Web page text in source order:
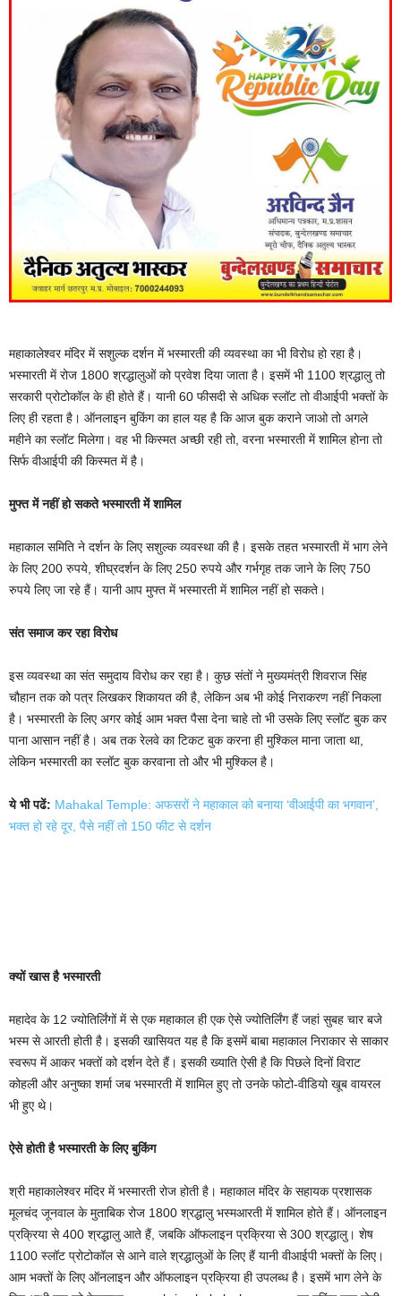
महाकालेश्वर मंदिर में सशुल्क दर्शन में भस्मारती की व्यवस्था का भी विरोध हो रहा है।
भस्मारती में रोज 1800 श्रद्धालुओं को प्रवेश दिया जाता है। इसमें भी 1100 श्रद्धालु तो
सरकारी प्रोटोकॉल के ही होते हैं। यानी 60 फीसदी से अधिक स्लॉट तो वीआईपी भक्तों के
लिए ही रहता है। ऑनलाइन बुकिंग का हाल यह है कि आज बुक कराने जाओ तो अगले
महीने का स्लॉट मिलेगा। वह भी किस्मत अच्छी रही तो, वरना भस्मारती में शामिल होना तो
सिर्फ वीआईपी की किस्मत में है।
मुफ्त में नहीं हो सकते भस्मारती में शामिल
महाकाल समिति ने दर्शन के लिए सशुल्क व्यवस्था की है। इसके तहत भस्मारती में भाग लेने
के लिए 200 रुपये, शीघ्रदर्शन के लिए 250 रुपये और गर्भगृह तक जाने के लिए 750
रुपये लिए जा रहे हैं। यानी आप मुफ्त में भस्मारती में शामिल नहीं हो सकते।
संत समाज कर रहा विरोध
इस व्यवस्था का संत समुदाय विरोध कर रहा है। कुछ संतों ने मुख्यमंत्री शिवराज सिंह
चौहान तक को पत्र लिखकर शिकायत की है, लेकिन अब भी कोई निराकरण नहीं निकला
है। भस्मारती के लिए अगर कोई आम भक्त पैसा देना चाहे तो भी उसके लिए स्लॉट बुक कर
पाना आसान नहीं है। अब तक रेलवे का टिकट बुक करना ही मुश्किल माना जाता था,
लेकिन भस्मारती का स्लॉट बुक करवाना तो और भी मुश्किल है।
ये भी पढें: Mahakal Temple: अफसरों ने महाकाल को बनाया ‘वीआईपी का भगवान’,
भक्त हो रहे दूर, पैसे नहीं तो 150 फीट से दर्शन
क्यों खास है भस्मारती
महादेव के 12 ज्योतिर्लिंगों में से एक महाकाल ही एक ऐसे ज्योतिर्लिंग हैं जहां सुबह चार बजे
भस्म से आरती होती है। इसकी खासियत यह है कि इसमें बाबा महाकाल निराकार से साकार
स्वरूप में आकर भक्तों को दर्शन देते हैं। इसकी ख्याति ऐसी है कि पिछले दिनों विराट
कोहली और अनुष्का शर्मा जब भस्मारती में शामिल हुए तो उनके फोटो-वीडियो खूब वायरल
भी हुए थे।
ऐसे होती है भस्मारती के लिए बुकिंग
श्री महाकालेश्वर मंदिर में भस्मारती रोज होती है। महाकाल मंदिर के सहायक प्रशासक
मूलचंद जूनवाल के मुताबिक रोज 1800 श्रद्धालु भस्मआरती में शामिल होते हैं। ऑनलाइन
प्रक्रिया से 400 श्रद्धालु आते हैं, जबकि ऑफलाइन प्रक्रिया से 300 श्रद्धालु। शेष
1100 स्लॉट प्रोटोकॉल से आने वाले श्रद्धालुओं के लिए हैं यानी वीआईपी भक्तों के लिए।
आम भक्तों के लिए ऑनलाइन और ऑफलाइन प्रक्रिया ही उपलब्ध है। इसमें भाग लेने के